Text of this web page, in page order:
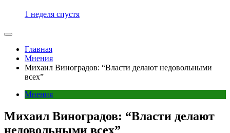
1 неделя спустя
Главная
Мнения
Михаил Виноградов: “Власти делают недовольными
всех”
Мнения
Михаил Виноградов: “Власти делают
недовольными всех”